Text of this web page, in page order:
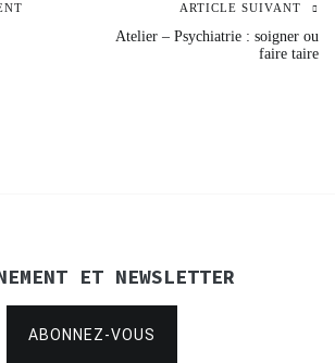
ARTICLE SUIVANT
Atelier – Psychiatrie : soigner ou
faire taire
ET NEWSLETTER
ABONNEZ-VOUS